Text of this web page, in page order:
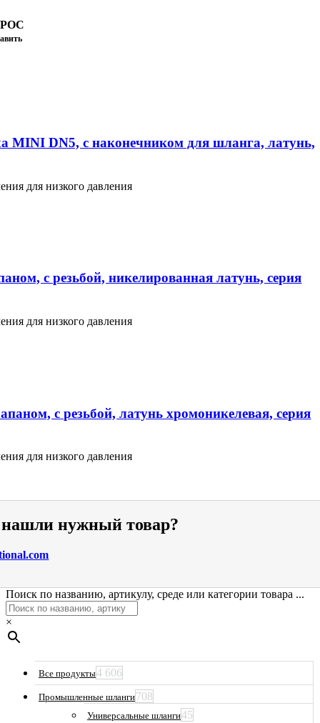
MINI DN5, с наконечником для шланга, латунь,
для низкого давления
с резьбой, никелированная латунь, серия
для низкого давления
с резьбой, латунь хромоникелевая, серия
для низкого давления
нужный товар?
Поиск по названию, артикулу, среде или категории товара ...
×
Все продукты4 606
Промышленные шланги708
Универсальные шланги45